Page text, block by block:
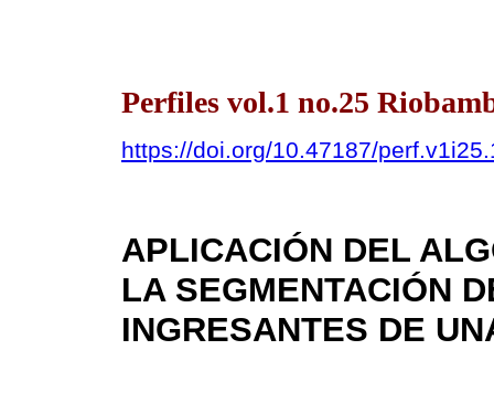
Perfiles vol.1 no.25
https://doi.org/10.47187/
APLICACIÓN DEL
LA SEGMENTACIÓN
INGRESANTES DE